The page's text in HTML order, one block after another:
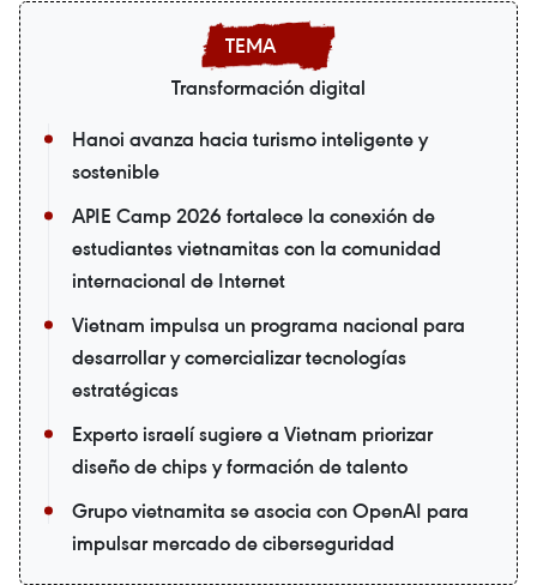
Transformación digital
Hanoi avanza hacia turismo inteligente y
sostenible
APIE Camp 2026 fortalece la conexión de
estudiantes vietnamitas con la comunidad
internacional de Internet
Vietnam impulsa un programa nacional para
desarrollar y comercializar tecnologías
estratégicas
Experto israelí sugiere a Vietnam priorizar
diseño de chips y formación de talento
Grupo vietnamita se asocia con OpenAI para
impulsar mercado de ciberseguridad